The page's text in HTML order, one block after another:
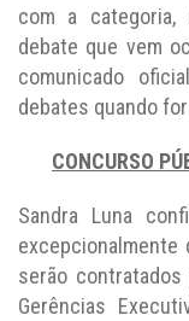
com a categoria,
debate que vem
comunicado
debates quando
CONCURSO
Sandra Luna
serão
Gerências